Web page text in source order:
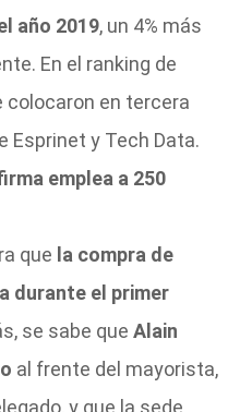
año 2019, un 4% más
En el ranking de
en tercera
Esprinet y Tech Data.
emplea a 250
que la compra de
durante el primer
se sabe que Alain
al frente del mayorista,
y que la sede